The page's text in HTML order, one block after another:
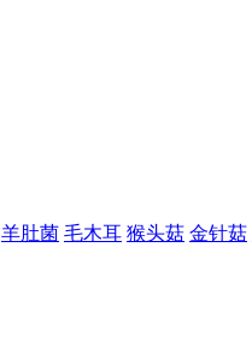
羊肚菌 毛木耳 猴头菇 金针菇